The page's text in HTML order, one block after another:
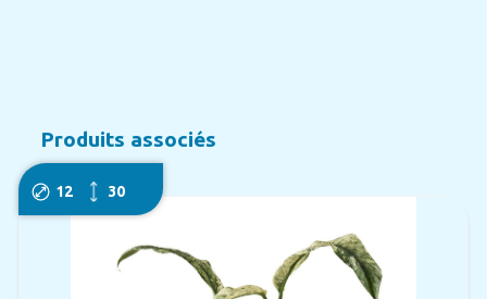
Produits associés
12 30